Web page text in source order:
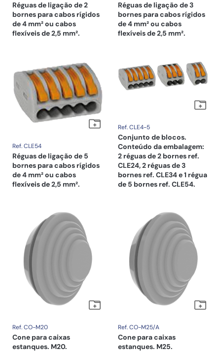
Réguas de ligação de 2
bornes para cabos rígidos
de 4 mm² ou cabos
flexíveis de 2,5 mm².
Réguas de ligação de 3
bornes para cabos rígidos
de 4 mm² ou cabos
flexíveis de 2,5 mm².
Ref. CLE54
Réguas de ligação de 5
bornes para cabos rígidos
de 4 mm² ou cabos
flexíveis de 2,5 mm².
Ref. CLE4-5
Conjunto de blocos.
Conteúdo da embalagem:
2 réguas de 2 bornes ref.
CLE24, 2 réguas de 3
bornes ref. CLE34 e 1 régua
de 5 bornes ref. CLE54.
Ref. CO-M20
Cone para caixas
estanques. M20.
Ref. CO-M25/A
Cone para caixas
estanques. M25.